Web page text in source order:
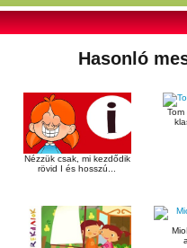
Hasonló
Nézzük csak, mi kezdődik
rövid I és hosszú...
Tom